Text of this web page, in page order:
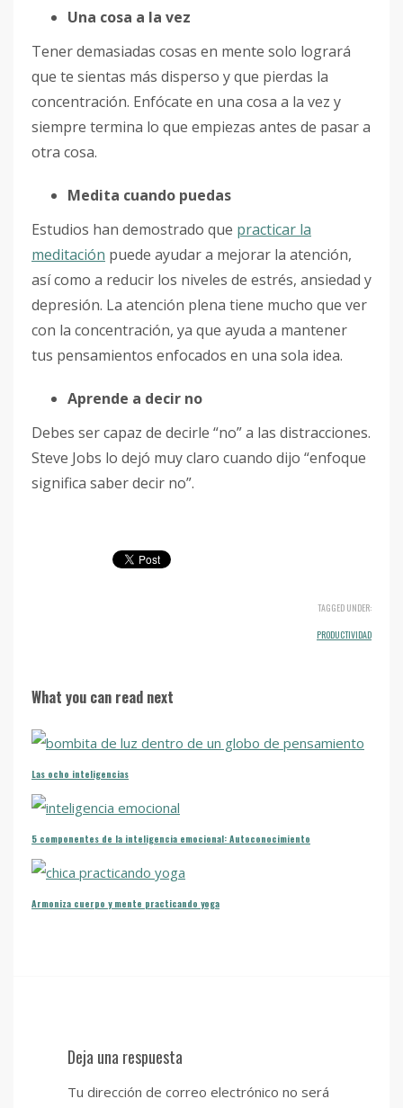
Una cosa a la vez
Tener demasiadas cosas en mente solo logrará
que te sientas más disperso y que pierdas la
concentración. Enfócate en una cosa a la vez y
siempre termina lo que empiezas antes de pasar a
otra cosa.
Medita cuando puedas
Estudios han demostrado que practicar la
meditación puede ayudar a mejorar la atención,
así como a reducir los niveles de estrés, ansiedad y
depresión. La atención plena tiene mucho que ver
con la concentración, ya que ayuda a mantener
tus pensamientos enfocados en una sola idea.
Aprende a decir no
Debes ser capaz de decirle “no” a las distracciones.
Steve Jobs lo dejó muy claro cuando dijo “enfoque
significa saber decir no”.
TAGGED UNDER:
PRODUCTIVIDAD
What you can read next
Las ocho inteligencias
5 componentes de la inteligencia emocional: Autoconocimiento
Armoniza cuerpo y mente practicando yoga
Deja una respuesta
Tu dirección de correo electrónico no será